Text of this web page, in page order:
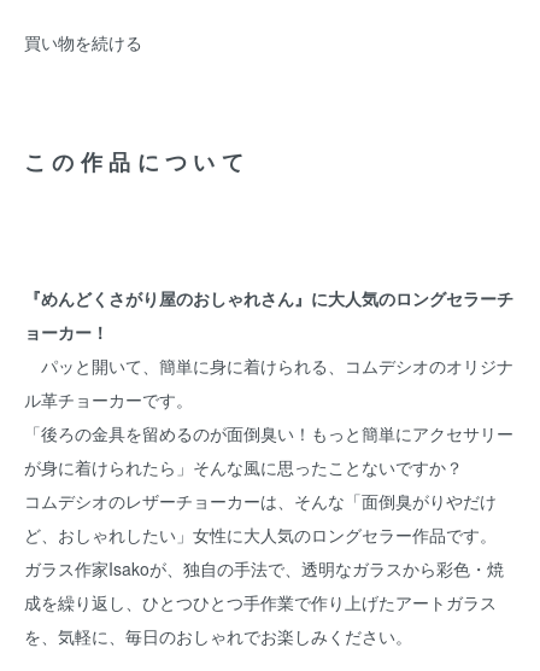
買い物を続ける
この作品について
『めんどくさがり屋のおしゃれさん』に大人気のロングセラーチ
ョーカー！
パッと開いて、簡単に身に着けられる、コムデシオのオリジナ
ル革チョーカーです。
「後ろの金具を留めるのが面倒臭い！もっと簡単にアクセサリー
が身に着けられたら」そんな風に思ったことないですか？
コムデシオのレザーチョーカーは、そんな「面倒臭がりやだけ
ど、おしゃれしたい」女性に大人気のロングセラー作品です。
ガラス作家Isakoが、独自の手法で、透明なガラスから彩色・焼
成を繰り返し、ひとつひとつ手作業で作り上げたアートガラス
を、気軽に、毎日のおしゃれでお楽しみください。